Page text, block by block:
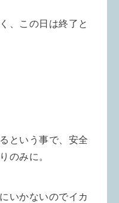
、この日は終了と
という事で、安全
のみに。
いかないのでイカ